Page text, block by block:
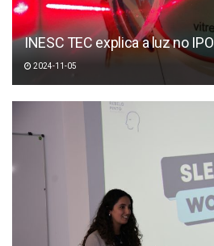
INESC TEC explica a luz no
2024-11-05